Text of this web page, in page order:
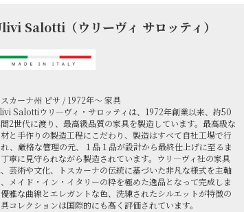
Salotti（ウリーヴィ サロッティ）
スカーナ州 ピサ / 1972年～ 家具
Salottiウリ―ヴィ・サロッティは、1972年創業以来、約50
2世代に渡り、最高級品質の家具を製造しています。最高級な
と手作りの製造工程にこだわり、製造はすべて自社工場で行
、厳格な管理の元、１品１品が設計から最終仕上げに至るま
寧に見守られながら製造されています。ウリ―ヴィ社の家具
芸術や文化、トスカーナの伝統に基づいた非凡な様式を主軸
メイド・イン・イタリーの粋を極めた逸品となって完成しま
雅な曲線とエレガントな色、洗練されたシルエットが特徴の
コレクションは国際的にも高く評価されています。